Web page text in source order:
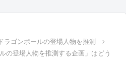
ラゴンボールの登場人物を推測
の登場人物を推測する企画」はどう